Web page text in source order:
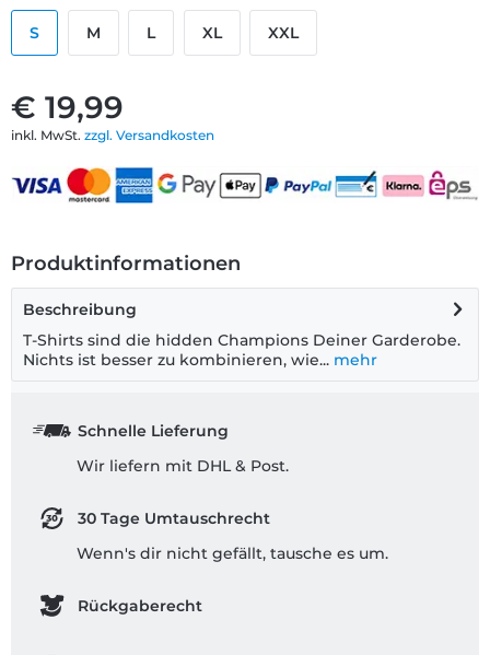
€ 19,99
inkl. MwSt. zzgl. Versandkosten
S M L XL XXL
Produktinformationen
Beschreibung
T-Shirts sind die hidden Champions Deiner Garderobe.
Nichts ist besser zu kombinieren, wie... mehr
Schnelle Lieferung
Wir liefern mit DHL & Post.
30 Tage Umtauschrecht
Wenn's dir nicht gefällt, tausche es um.
Rückgaberecht